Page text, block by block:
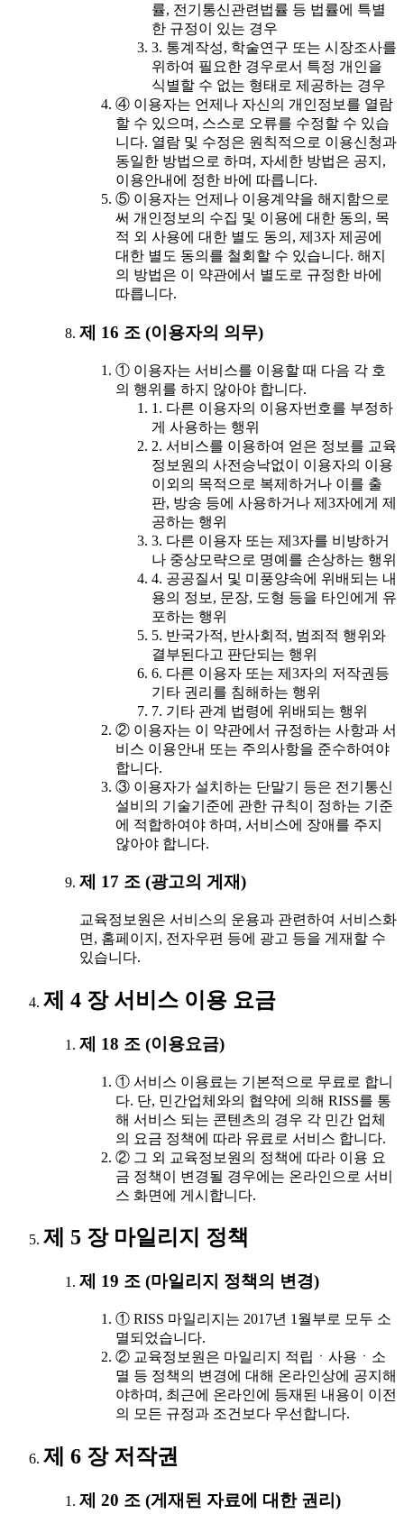
률, 전기통신관련법률 등 법률에 특별
한 규정이 있는 경우
3. 통계작성, 학술연구 또는 시장조사를
위하여 필요한 경우로서 특정 개인을
식별할 수 없는 형태로 제공하는 경우
④ 이용자는 언제나 자신의 개인정보를 열람
할 수 있으며, 스스로 오류를 수정할 수 있습
니다. 열람 및 수정은 원칙적으로 이용신청과
동일한 방법으로 하며, 자세한 방법은 공지,
이용안내에 정한 바에 따릅니다.
⑤ 이용자는 언제나 이용계약을 해지함으로
써 개인정보의 수집 및 이용에 대한 동의, 목
적 외 사용에 대한 별도 동의, 제3자 제공에
대한 별도 동의를 철회할 수 있습니다. 해지
의 방법은 이 약관에서 별도로 규정한 바에
따릅니다.
제 16 조 (이용자의 의무)
① 이용자는 서비스를 이용할 때 다음 각 호
의 행위를 하지 않아야 합니다.
1. 다른 이용자의 이용자번호를 부정하
게 사용하는 행위
2. 서비스를 이용하여 얻은 정보를 교육
정보원의 사전승낙없이 이용자의 이용
이외의 목적으로 복제하거나 이를 출
판, 방송 등에 사용하거나 제3자에게 제
공하는 행위
3. 다른 이용자 또는 제3자를 비방하거
나 중상모략으로 명예를 손상하는 행위
4. 공공질서 및 미풍양속에 위배되는 내
용의 정보, 문장, 도형 등을 타인에게 유
포하는 행위
5. 반국가적, 반사회적, 범죄적 행위와
결부된다고 판단되는 행위
6. 다른 이용자 또는 제3자의 저작권등
기타 권리를 침해하는 행위
7. 기타 관계 법령에 위배되는 행위
② 이용자는 이 약관에서 규정하는 사항과 서
비스 이용안내 또는 주의사항을 준수하여야
합니다.
③ 이용자가 설치하는 단말기 등은 전기통신
설비의 기술기준에 관한 규칙이 정하는 기준
에 적합하여야 하며, 서비스에 장애를 주지
않아야 합니다.
제 17 조 (광고의 게재)
교육정보원은 서비스의 운용과 관련하여 서비스화
면, 홈페이지, 전자우편 등에 광고 등을 게재할 수
있습니다.
제 4 장 서비스 이용 요금
제 18 조 (이용요금)
① 서비스 이용료는 기본적으로 무료로 합니
다. 단, 민간업체와의 협약에 의해 RISS를 통
해 서비스 되는 콘텐츠의 경우 각 민간 업체
의 요금 정책에 따라 유료로 서비스 합니다.
② 그 외 교육정보원의 정책에 따라 이용 요
금 정책이 변경될 경우에는 온라인으로 서비
스 화면에 게시합니다.
제 5 장 마일리지 정책
제 19 조 (마일리지 정책의 변경)
① RISS 마일리지는 2017년 1월부로 모두 소
멸되었습니다.
② 교육정보원은 마일리지 적립ㆍ사용ㆍ소
멸 등 정책의 변경에 대해 온라인상에 공지해
야하며, 최근에 온라인에 등재된 내용이 이전
의 모든 규정과 조건보다 우선합니다.
제 6 장 저작권
제 20 조 (게재된 자료에 대한 권리)